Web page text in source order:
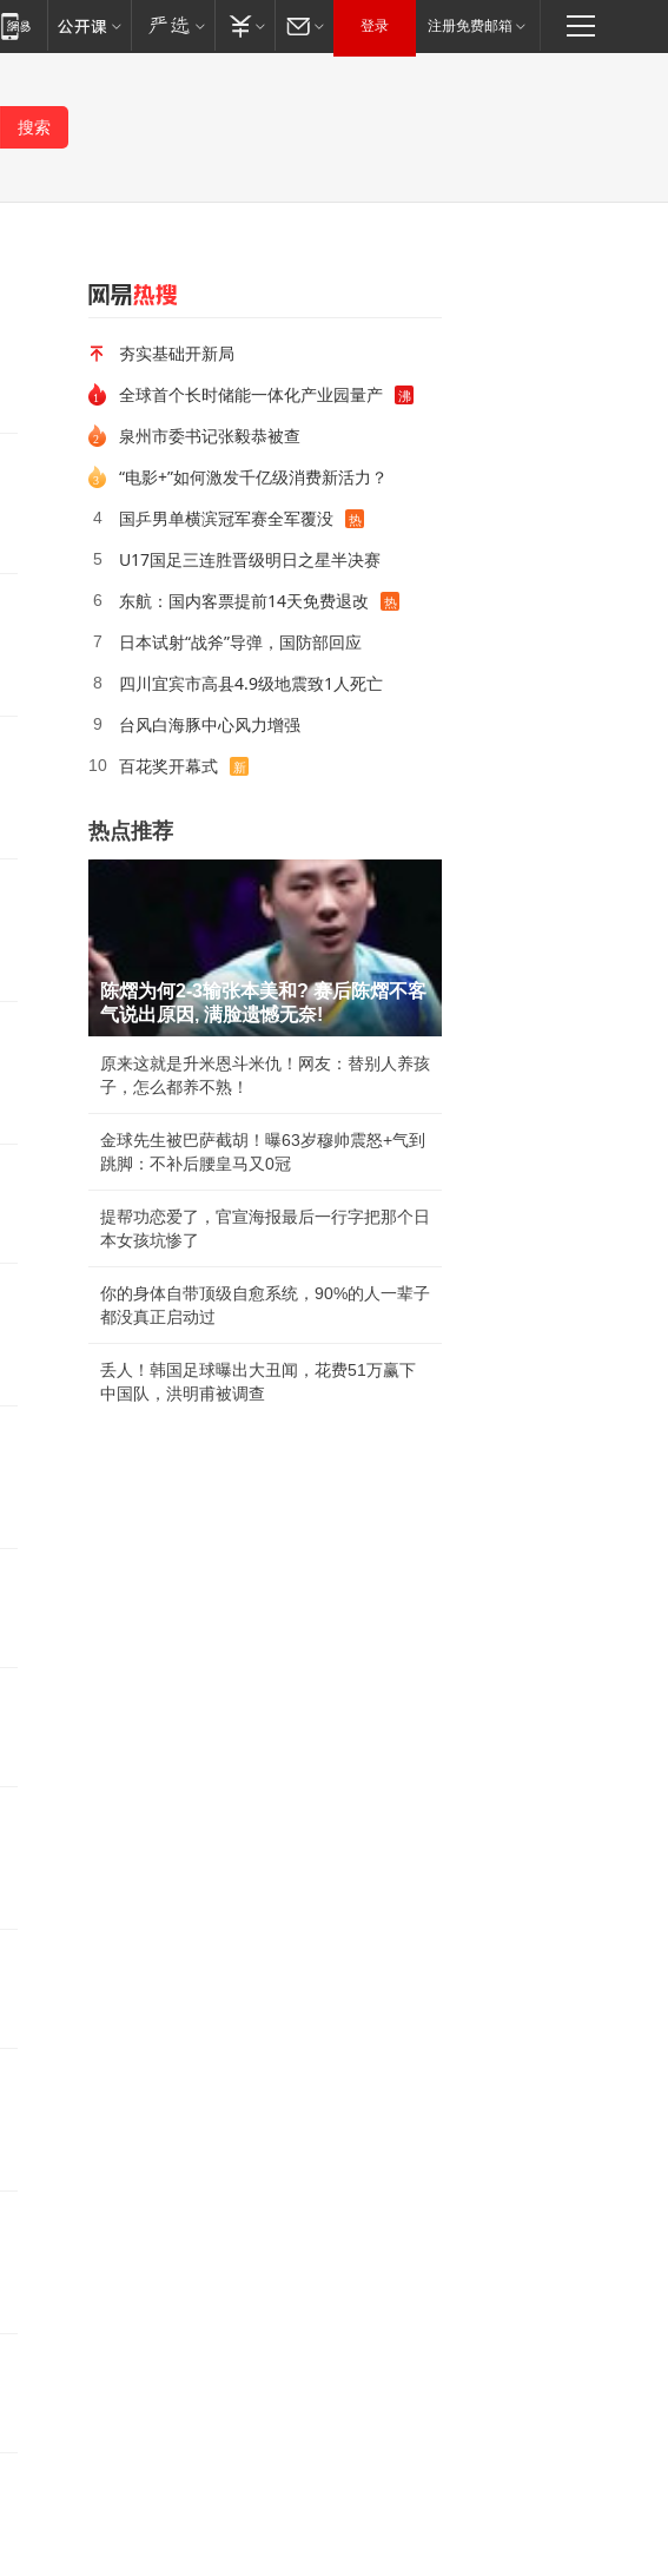
登录 注册免费邮箱
夯实基础开新局
1
全球首个长时储能一体化产业园量产 沸
2
泉州市委书记张毅恭被查
“电影+”如何激发千亿级消费新活力？
4 国乒男单横滨冠军赛全军覆没 热
5 U17国足三连胜晋级明日之星半决赛
6 东航：国内客票提前14天免费退改 热
7 日本试射“战斧”导弹，国防部回应
8 四川宜宾市高县4.9级地震致1人死亡
9 台风白海豚中心风力增强
10 百花奖开幕式 新
热点推荐
陈熠为何2-3输张本美和? 赛后陈熠不客
气说出原因, 满脸遗憾无奈!
原来这就是升米恩斗米仇！网友：替别人养孩
子，怎么都养不熟！
金球先生被巴萨截胡！曝63岁穆帅震怒+气到
跳脚：不补后腰皇马又0冠
提帮功恋爱了，官宣海报最后一行字把那个日
本女孩坑惨了
你的身体自带顶级自愈系统，90%的人一辈子
都没真正启动过
丢人！韩国足球曝出大丑闻，花费51万赢下
中国队，洪明甫被调查